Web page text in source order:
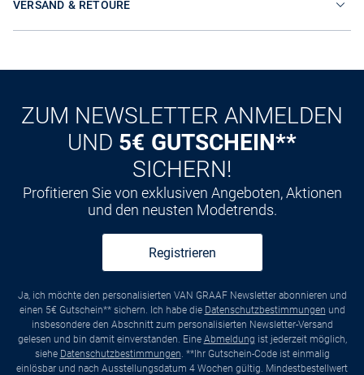
VERSAND & RETOURE
ZUM NEWSLETTER ANMELDEN
UND 5€ GUTSCHEIN**
SICHERN!
Profitieren Sie von exklusiven Angeboten, Aktionen
und den neusten Modetrends.
Registrieren
Ja, ich möchte den personalisierten VAN GRAAF Newsletter abonnieren und
einen 5€ Gutschein** sichern. Ich habe die Datenschutzbestimmungen und
insbesondere den Abschnitt zum personalisierten Newsletter-Versand
gelesen und bin damit einverstanden. Eine Abmeldung ist jederzeit möglich,
siehe Datenschutzbestimmungen. **Ihr Gutschein-Code ist einmalig
einlösbar und nach Ausstellungsdatum 4 Wochen gültig. Mindestbestellwert